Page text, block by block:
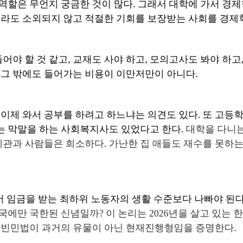
할은 무언지 궁금한 것이 많다. 그래서 대학에 가서 경
도 소외되지 않고 적절한 기회를 보장받는 사회를 경
야 할 것 같고, 교재도 사야 하고, 모의고사도 봐야 하고,
그 밖에도 들어가는 비용이 이만저만이 아니다.
제 와서 공부를 하려고 하느냐는 의견도 있다. 또 고등
막말을 하는 사회복지사도 있었다고 한다. 대학을 다니
과 사람들은 희소하다. 가난한 집 애들도 재수를 못하는
금을 받는 최하위 노동자의 생활 수준보다 나빠야 된
에만 국한된 신념일까? 이 논리는 2026년을 살고 있는
민법이 과거의 유물이 아닌 현재진행형임을 증명한다.